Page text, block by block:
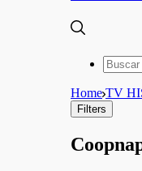
Search
for:
Home TV
Filters